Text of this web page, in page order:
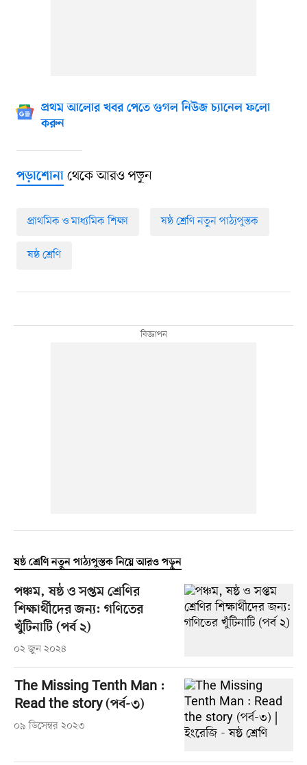
প্রথম আলোর খবর পেতে গুগল নিউজ চ্যানেল ফলো
করুন
পড়াশোনাথেকে আরও পড়ুন
প্রাথমিক ও মাধ্যমিক শিক্ষা ষষ্ঠ শ্রেণি নতুন পাঠ্যপুস্তক
ষষ্ঠ শ্রেণি
ষষ্ঠ শ্রেণি নতুন পাঠ্যপুস্তক নিয়ে আরও পড়ুন
পঞ্চম, ষষ্ঠ ও সপ্তম শ্রেণির
শিক্ষার্থীদের জন্য: গণিতের
খুঁটিনাটি (পর্ব ২)
০২ জুন ২০২৪
The Missing Tenth Man :
Read the story (পর্ব-৩)
০৯ ডিসেম্বর ২০২৩